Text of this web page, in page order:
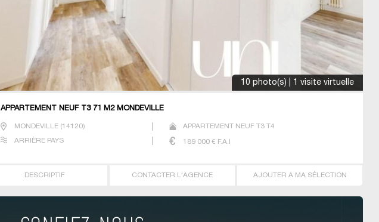
10 photo(s) | 1 visite virtuelle
APPARTEMENT NEUF T3 71 M2 MONDEVILLE
MONDEVILLE (14120) APPARTEMENT NEUF T3 T4
ARRIÈRE PAYS 189 000 € F.A.I
DESCRIPTIF CONTACTER L'AGENCE AJOUTER A MA SÉLECTION